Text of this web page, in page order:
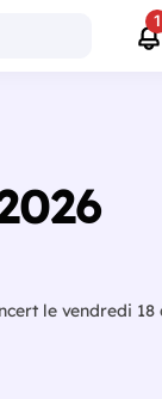
1
le vendredi 18